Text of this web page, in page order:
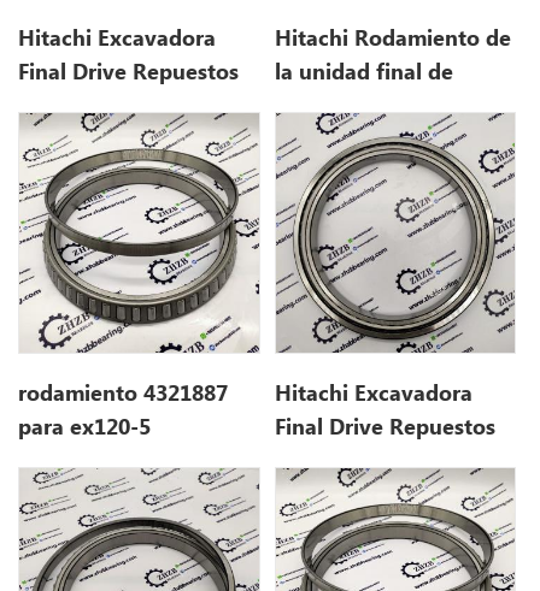
Hitachi Excavadora
Final Drive Repuestos
Hitachi Rodamiento de
la unidad final de
para ex100-2
rodamiento 4321887
para ex120-5
Hitachi Excavadora
Final Drive Repuestos